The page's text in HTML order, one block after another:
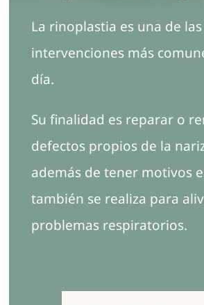
Contacto
La rinoplastia es una de las
intervenciones más
día.
Su finalidad es reparar o
defectos propios de la
además de tener motivos
también se realiza para
problemas respiratorios.